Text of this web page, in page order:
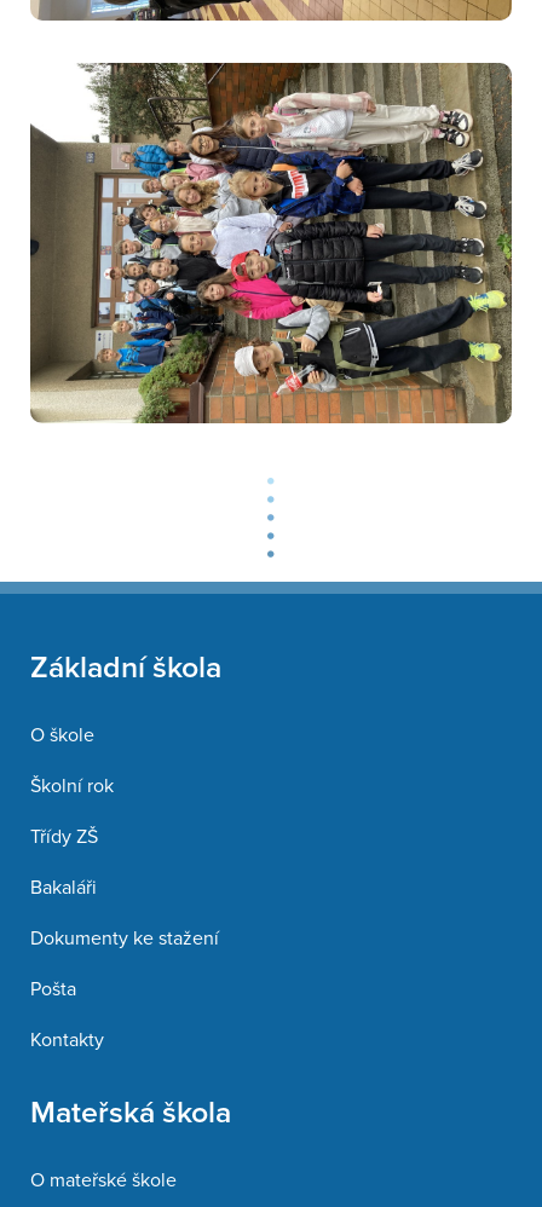
Základní škola
O škole
Školní rok
Třídy ZŠ
Bakaláři
Dokumenty ke stažení
Pošta
Kontakty
Mateřská škola
O mateřské škole